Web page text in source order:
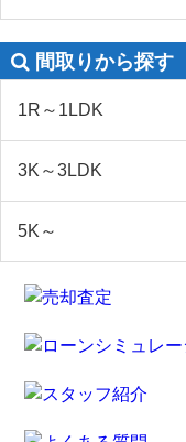
間取りから探す
1R～1LDK
3K～3LDK
5K～